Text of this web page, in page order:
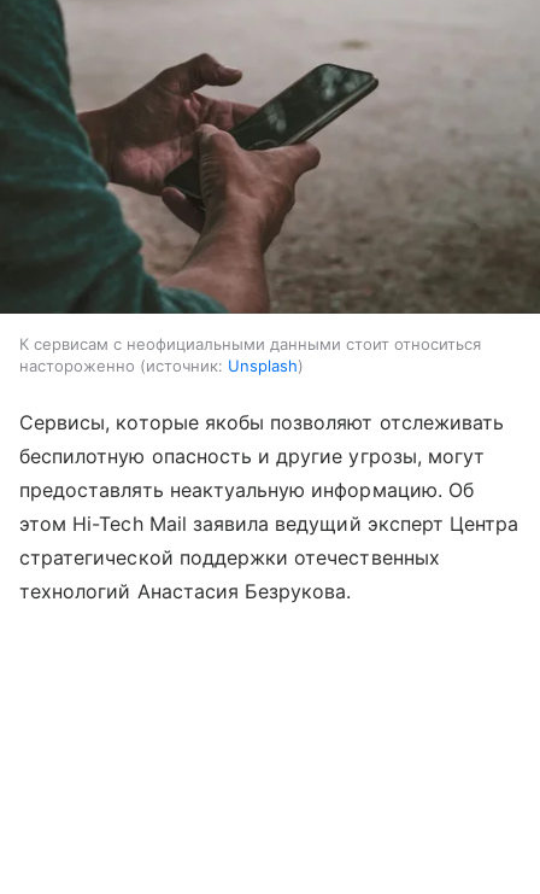
К сервисам с неофициальными данными стоит относиться
настороженно
источник: Unsplash
Сервисы, которые якобы позволяют отслеживать
беспилотную опасность и другие угрозы, могут
предоставлять неактуальную информацию. Об
этом Hi-Tech Mail заявила ведущий эксперт Центра
стратегической поддержки отечественных
технологий Анастасия Безрукова.